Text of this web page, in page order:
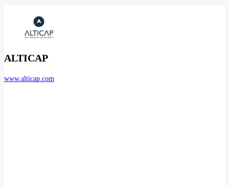
ALTICAP
www.alticap.com